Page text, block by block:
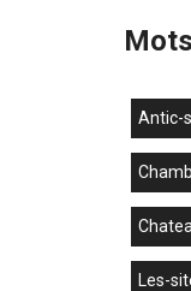
antic-
les-